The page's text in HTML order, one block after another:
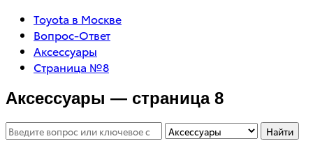
Toyota в Москве
Вопрос-Ответ
Аксессуары
Страница №8
Аксессуары — страница 8
Найти